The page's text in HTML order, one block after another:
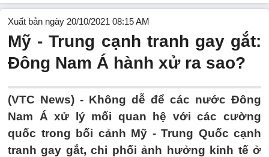
Xuất bản ngày 20/10/2021 08:15 AM
Mỹ - Trung cạnh tranh gay gắt:
Đông Nam Á hành xử ra sao?
(VTC News) - Không dễ để các nước Đông
Nam Á xử lý mối quan hệ với các cường
quốc trong bối cảnh Mỹ - Trung Quốc cạnh
tranh gay gắt, chi phối ảnh hưởng kinh tế ở